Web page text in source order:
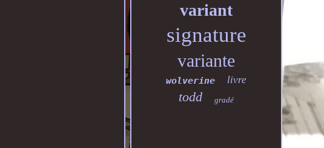
variant
signature
variante
wolverine livre
todd gradé